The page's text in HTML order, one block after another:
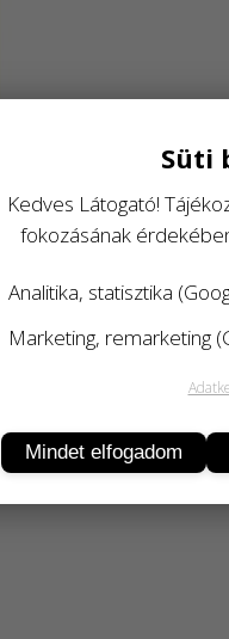
Süti
Kedves Látogató!
fokozásának
Analitika, statisztika
Marketing, remarketing
Mindet elfogadom